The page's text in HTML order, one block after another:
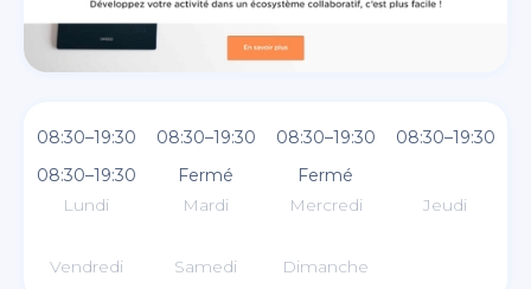
08:30–19:30 08:30–19:30 08:30–19:30
08:30–19:30
08:30–19:30
Fermé
Fermé
Lundi
Mardi Mercredi Jeudi
Vendredi Samedi Dimanche